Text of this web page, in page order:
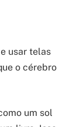
usar telas
o cérebro
um sol